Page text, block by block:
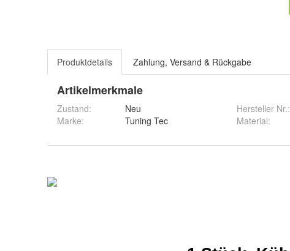
Produktdetails Zahlung, Versand & Rückgabe
Artikelmerkmale
Zustand:
Neu
Marke:
Tuning Tec
Hersteller Nr.:
Material: